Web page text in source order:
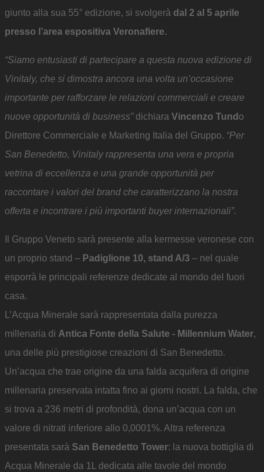
giunto alla sua 55° edizione, si svolgerà dal 2 al 5 aprile
presso l’area espositiva Veronafiere.
“Siamo entusiasti di partecipare a questa nuova edizione di
Vinitaly, che si dimostra ancora una volta un’occasione
importante per rafforzare le relazioni commerciali e creare
nuove opportunità di business” dichiara Vincenzo Tund o
Direttore Commerciale e Marketing Italia del Gruppo. “Per
San Benedetto, Vinitaly rappresenta una vera e propria
vetrina di eccellenza e una grande opportunità per
raccontare i valori del brand che caratterizzano la nostra
offerta e incontrare i più importanti buyer internazionali”.
Il Gruppo Veneto sarà presente alla kermesse veronese con
un proprio stand – Padiglione 10, stand A/3 – nel quale
esporrà le principali referenze dedicate al mondo del fuori
casa.
L’Acqua Minerale sarà rappresentata dalla purezza
millenaria di Antica Fonte della Salute - Millennium Water,
una delle più prestigiose creazioni di San Benedetto.
Un’acqua che trae origine da una falda acquifera di origine
millenaria preservata intatta fino ai giorni nostri. La falda, che
si trova a 236 metri di profondità, dona un’acqua con un
valore di nitrati inferiore allo 0,0001%. Altra referenza
presentata sarà San Benedetto Tower: la nuova bottiglia di
Acqua Minerale da 1L dedicata alle tavole del mondo